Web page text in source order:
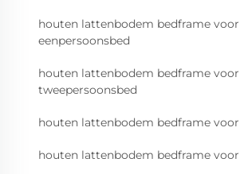
houten lattenbodem bedframe voor
eenpersoonsbed
houten lattenbodem bedframe voor
tweepersoonsbed
houten lattenbodem bedframe
houten lattenbodem bedframe voor